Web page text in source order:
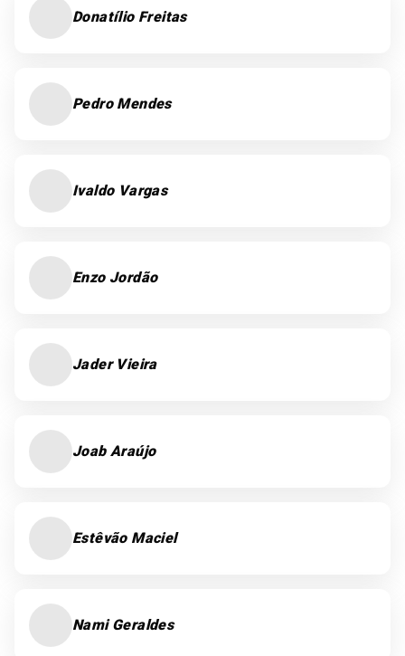
Donatílio Freitas
Pedro Mendes
Ivaldo Vargas
Enzo Jordão
Jader Vieira
Joab Araújo
Estêvão Maciel
Nami Geraldes